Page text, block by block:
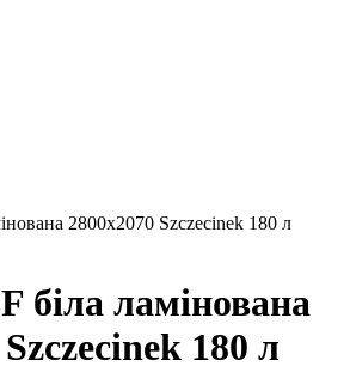
2800х2070 Szczecinek 180 л
біла ламінована
180 л